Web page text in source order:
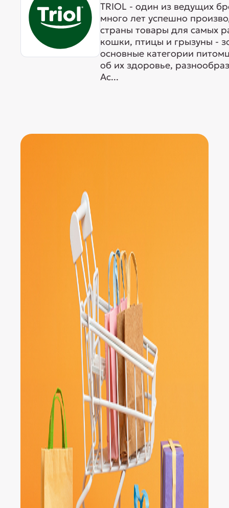
TRIOL - один из ведущих
много лет успешно
страны товары для самых
кошки, птицы и грызуны -
основные категории
об их здоровье,
Ас...